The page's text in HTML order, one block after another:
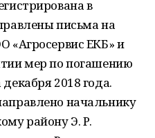
в
письма на
«Агросервис ЕКБ» и
мер по погашению
2018 года.
начальнику
району Э. Р.